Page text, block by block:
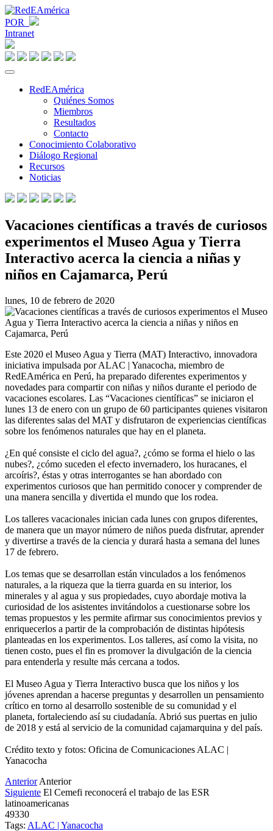
POR
Intranet
RedEAmérica
Quiénes Somos
Miembros
Resultados
Contacto
Conocimiento Colaborativo
Diálogo Regional
Recursos
Noticias
Vacaciones científicas a través de curiosos
experimentos el Museo Agua y Tierra
Interactivo acerca la ciencia a niñas y
niños en Cajamarca, Perú
lunes, 10 de febrero de 2020
Este 2020 el Museo Agua y Tierra (MAT) Interactivo, innovadora
iniciativa impulsada por ALAC | Yanacocha, miembro de
RedEAmérica en Perú, ha preparado diferentes experimentos y
novedades para compartir con niñas y niños durante el periodo de
vacaciones escolares. Las “Vacaciones científicas” se iniciaron el
lunes 13 de enero con un grupo de 60 participantes quienes visitaron
las diferentes salas del MAT y disfrutaron de experiencias científicas
sobre los fenómenos naturales que hay en el planeta.
¿En qué consiste el ciclo del agua?, ¿cómo se forma el hielo o las
nubes?, ¿cómo suceden el efecto invernadero, los huracanes, el
arcoíris?, éstas y otras interrogantes se han abordado con
experimentos curiosos que han permitido conocer y comprender de
una manera sencilla y divertida el mundo que los rodea.
Los talleres vacacionales inician cada lunes con grupos diferentes,
de manera que un mayor número de niños pueda disfrutar, aprender
y divertirse a través de la ciencia y durará hasta a semana del lunes
17 de febrero.
Los temas que se desarrollan están vinculados a los fenómenos
naturales, a la riqueza que la tierra guarda en su interior, los
minerales y al agua y sus propiedades, cuyo abordaje motiva la
curiosidad de los asistentes invitándolos a cuestionarse sobre los
temas propuestos y les permite afirmar sus conocimientos previos y
enriquecerlos a partir de la comprobación de distintas hipótesis
planteadas en los experimentos. Los talleres, así como la visita, no
tienen costo, pues el fin es promover la divulgación de la ciencia
para entenderla y resulte más cercana a todos.
El Museo Agua y Tierra Interactivo busca que los niños y los
jóvenes aprendan a hacerse preguntas y desarrollen un pensamiento
crítico en torno al desarrollo sostenible de su comunidad y el
planeta, fortaleciendo así su ciudadanía. Abrió sus puertas en julio
de 2018 y está al servicio de la comunidad cajamarquina y del país.
Crédito texto y fotos: Oficina de Comunicaciones ALAC |
Yanacocha
Anterior Anterior
Siguiente El Cemefi reconocerá el trabajo de las ESR
latinoamericanas
49330
Tags: ALAC | Yanacocha